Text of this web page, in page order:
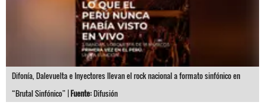
Difonía, Dalevuelta e Inyectores llevan el rock nacional a formato sinfónico en
“Brutal Sinfónico” |Fuente:Difusión